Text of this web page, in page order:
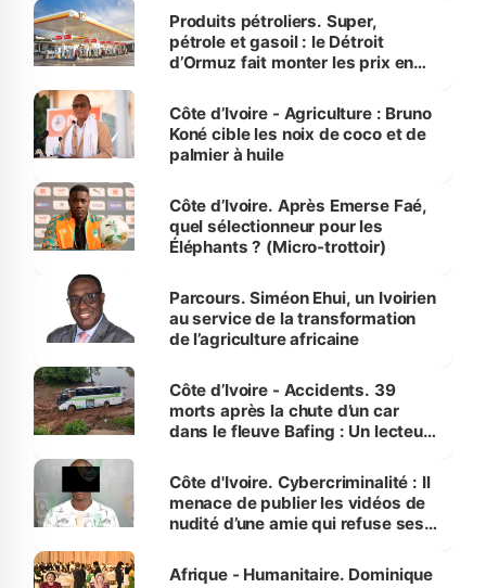
menacées
Produits pétroliers. Super,
pétrole et gasoil : le Détroit
d’Ormuz fait monter les prix en
Côte d’Ivoire - Agriculture : Bruno
Koné cible les noix de coco et de
palmier à huile
Côte d’Ivoire. Après Emerse Faé,
quel sélectionneur pour les
Éléphants ? (Micro-trottoir)
Parcours. Siméon Ehui, un Ivoirien
au service de la transformation
de l’agriculture africaine
Côte d’Ivoire - Accidents. 39
morts après la chute d’un car
dans le fleuve Bafing : Un lecteur
des Transports
Côte d'Ivoire. Cybercriminalité : Il
menace de publier les vidéos de
nudité d’une amie qui refuse ses
Afrique - Humanitaire. Dominique